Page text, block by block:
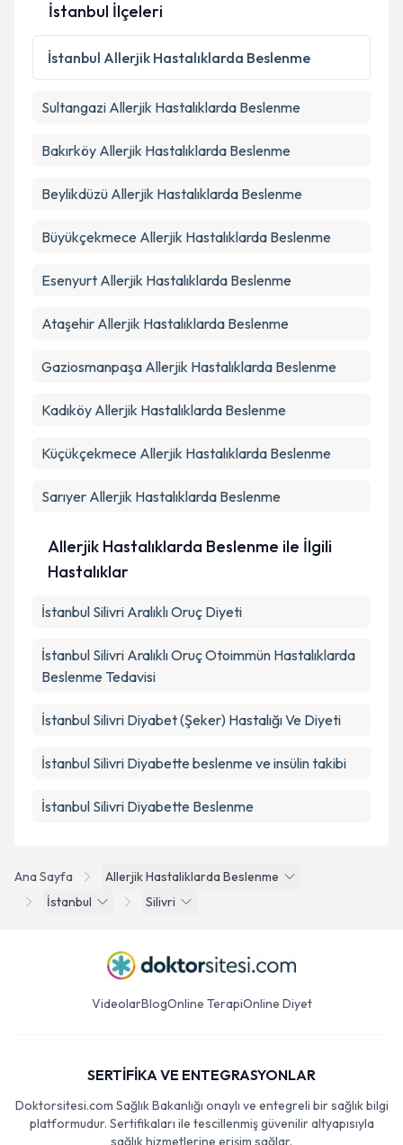
Ana Sayfa
Allerjik Hastaliklarda Beslenme
İstanbul
Silivri
İstanbul İlçeleri
İstanbul Allerjik Hastalıklarda Beslenme
Sultangazi Allerjik Hastalıklarda Beslenme
Bakırköy Allerjik Hastalıklarda Beslenme
Beylikdüzü Allerjik Hastalıklarda Beslenme
Büyükçekmece Allerjik Hastalıklarda Beslenme
Esenyurt Allerjik Hastalıklarda Beslenme
Ataşehir Allerjik Hastalıklarda Beslenme
Gaziosmanpaşa Allerjik Hastalıklarda Beslenme
Kadıköy Allerjik Hastalıklarda Beslenme
Küçükçekmece Allerjik Hastalıklarda Beslenme
Sarıyer Allerjik Hastalıklarda Beslenme
Allerjik Hastalıklarda Beslenme ile İlgili
Hastalıklar
İstanbul Silivri Aralıklı Oruç Diyeti
İstanbul Silivri Aralıklı Oruç Otoimmün Hastalıklarda
Beslenme Tedavisi
İstanbul Silivri Diyabet (Şeker) Hastalığı Ve Diyeti
İstanbul Silivri Diyabette beslenme ve insülin takibi
İstanbul Silivri Diyabette Beslenme
VideolarBlogOnline TerapiOnline Diyet
SERTİFİKA VE ENTEGRASYONLAR
Doktorsitesi.com Sağlık Bakanlığı onaylı ve entegreli bir sağlık bilgi
platformudur. Sertifikaları ile tescillenmiş güvenilir altyapısıyla
sağlık hizmetlerine erişim sağlar.